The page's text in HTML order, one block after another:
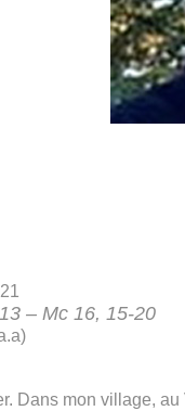
– Mc 16, 15-20
Dans mon village,